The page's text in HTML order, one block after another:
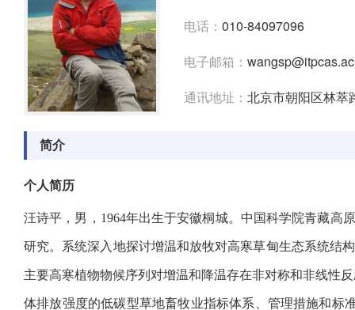
电话： 010-84097096
电子邮箱：
通讯地址： 北京市朝阳区林萃
简介
个人简历
汪诗平，男，1964年出生于安徽桐城。中国科学院青藏高
研究。系统深入地探讨增温和放牧对高寒草甸生态系统结
主要高寒植物物候序列对增温和降温存在非对称和非线性
体排放强度的低碳型草地畜牧业指标体系、管理措施和标